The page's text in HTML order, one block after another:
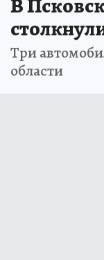
Три
области